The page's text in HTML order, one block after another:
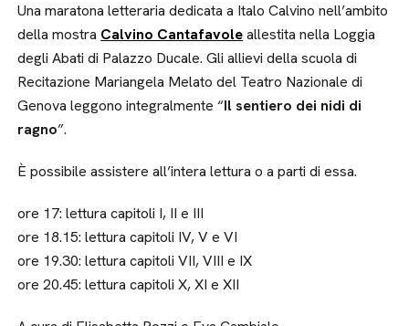
Una maratona letteraria dedicata a Italo Calvino nell’ambito
della mostra Calvino Cantafavoleallestita nella Loggia
degli Abati di Palazzo Ducale. Gli allievi della scuola di
Recitazione Mariangela Melato del Teatro Nazionale di
Genova leggono integralmente “Il sentiero dei nidi di
ragno”.
È possibile assistere all’intera lettura o a parti di essa.
ore 17: lettura capitoli I, II e III
ore 18.15: lettura capitoli IV, V e VI
ore 19.30: lettura capitoli VII, VIII e IX
ore 20.45: lettura capitoli X, XI e XII